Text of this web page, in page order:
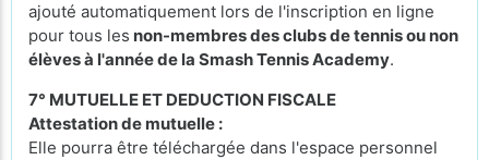
ajouté automatiquement lors de l'inscription en ligne
pour tous les non-membres des clubs de tennis ou non
élèves à l'année de la Smash Tennis Academy.
7° MUTUELLE ET DEDUCTION FISCALE
Attestation de mutuelle :
Elle pourra être téléchargée dans l'espace personnel